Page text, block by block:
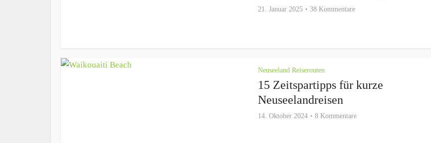
21. Januar 2025 38 Kommentare
Neuseeland Reiserouten
15 Zeitspartipps für kurze
Neuseelandreisen
14. Oktober 2024 8 Kommentare